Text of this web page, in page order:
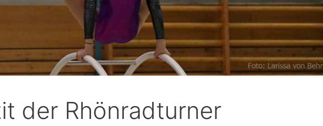
der Rhönradturner